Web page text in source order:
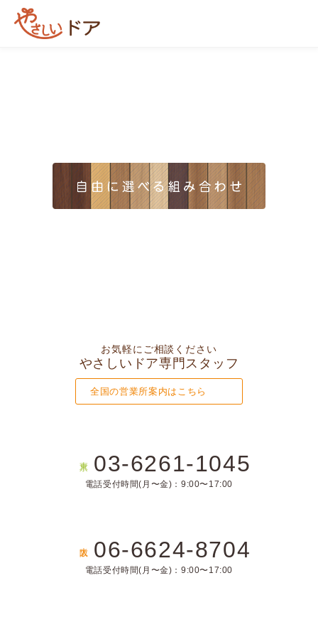
お気軽にご相談ください
やさしいドア専門スタッフ
全国の営業所案内はこちら
03-6261-1045
電話受付時間(月〜金)：9:00〜17:00
06-6624-8704
電話受付時間(月〜金)：9:00〜17:00